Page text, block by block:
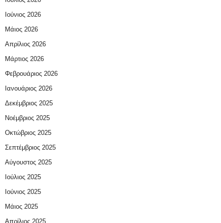
Ιούνιος 2026
Μάιος 2026
Απρίλιος 2026
Μάρτιος 2026
Φεβρουάριος 2026
Ιανουάριος 2026
Δεκέμβριος 2025
Νοέμβριος 2025
Οκτώβριος 2025
Σεπτέμβριος 2025
Αύγουστος 2025
Ιούλιος 2025
Ιούνιος 2025
Μάιος 2025
Απρίλιος 2025